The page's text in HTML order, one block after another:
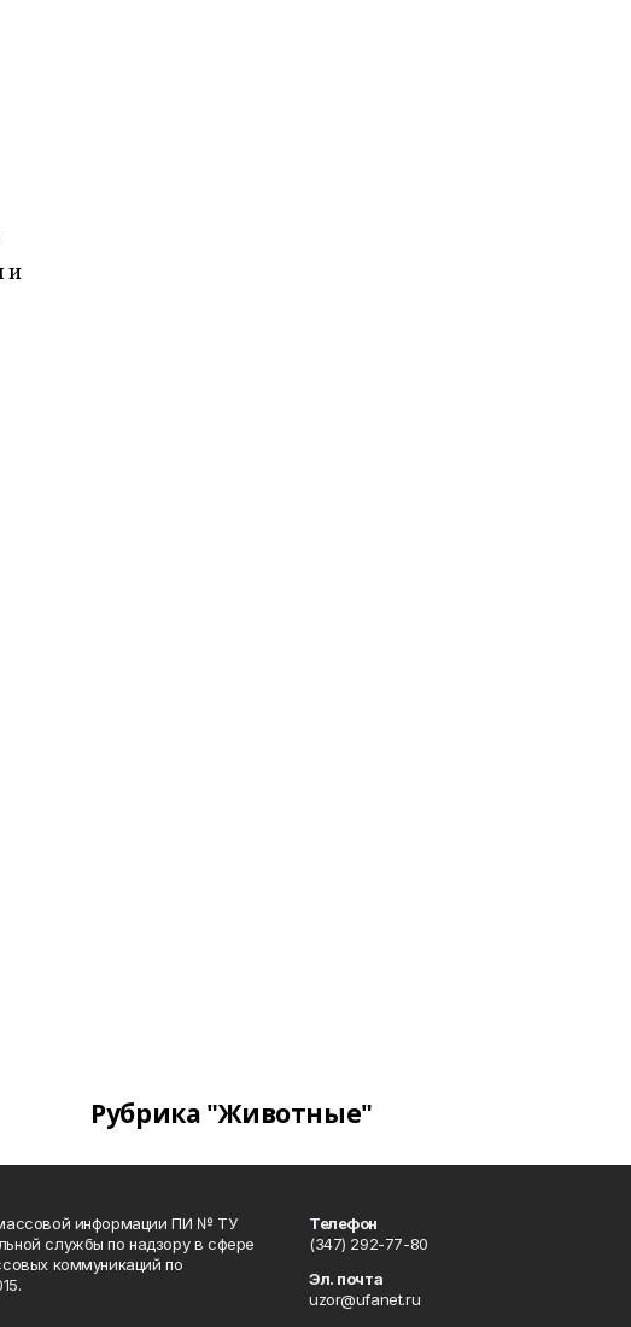
и
Рубрика "Животные"
информации ПИ № ТУ
службы по надзору в сфере
коммуникаций по
Телефон
(347) 292-77-80
Эл. почта
uzor@ufanet.ru